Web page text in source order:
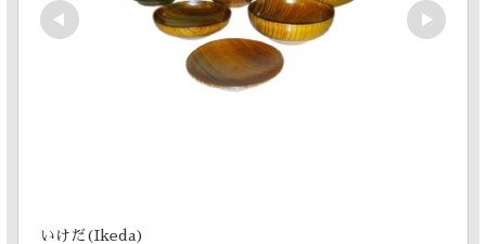
いけだ(Ikeda)